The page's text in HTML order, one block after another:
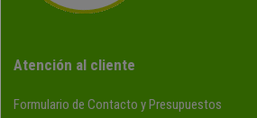
Atención al cliente
Formulario de Contacto y Presupuestos